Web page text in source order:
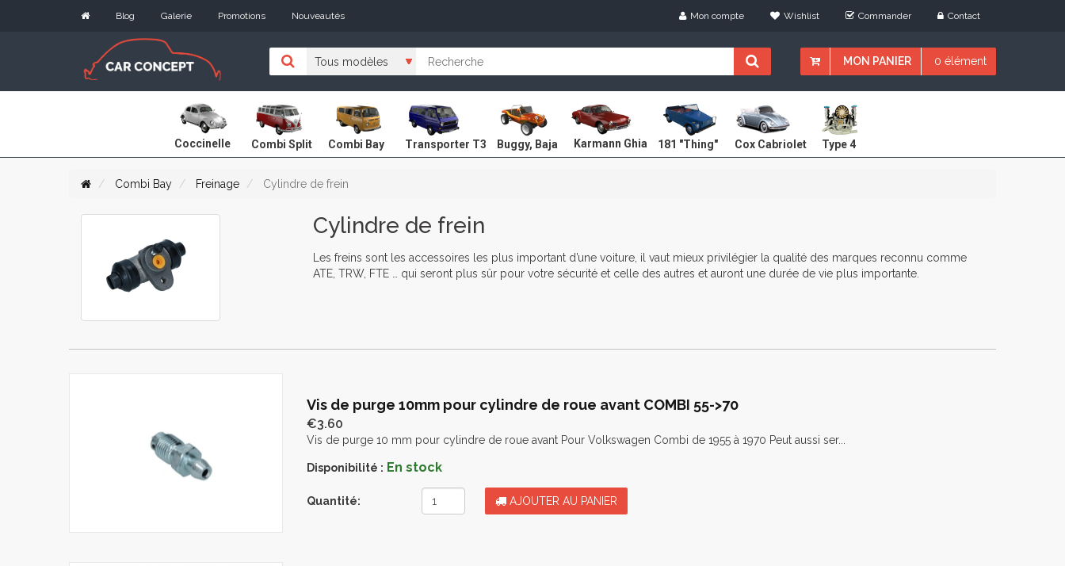
Blog Galerie Promotions Nouveautés Mon compte Wishlist Commander Contact
MON PANIER 0 élément
Coccinelle Combi Split Combi Bay Transporter T3 Buggy, Baja Karmann Ghia 181 "Thing" Cox Cabriolet Type 4
Combi Bay Freinage Cylindre de frein
Cylindre de frein
Les freins sont les accessoires les plus important d’une voiture, il vaut mieux privilégier la qualité des marques reconnu comme
ATE, TRW, FTE … qui seront plus sûr pour votre sécurité et celle des autres et auront une durée de vie plus importante.
Vis de purge 10mm pour cylindre de roue avant COMBI 55->70
€3.60
Vis de purge 10 mm pour cylindre de roue avant Pour Volkswagen Combi de 1955 à 1970 Peut aussi ser...
Disponibilité : En stock
Quantité: AJOUTER AU PANIER